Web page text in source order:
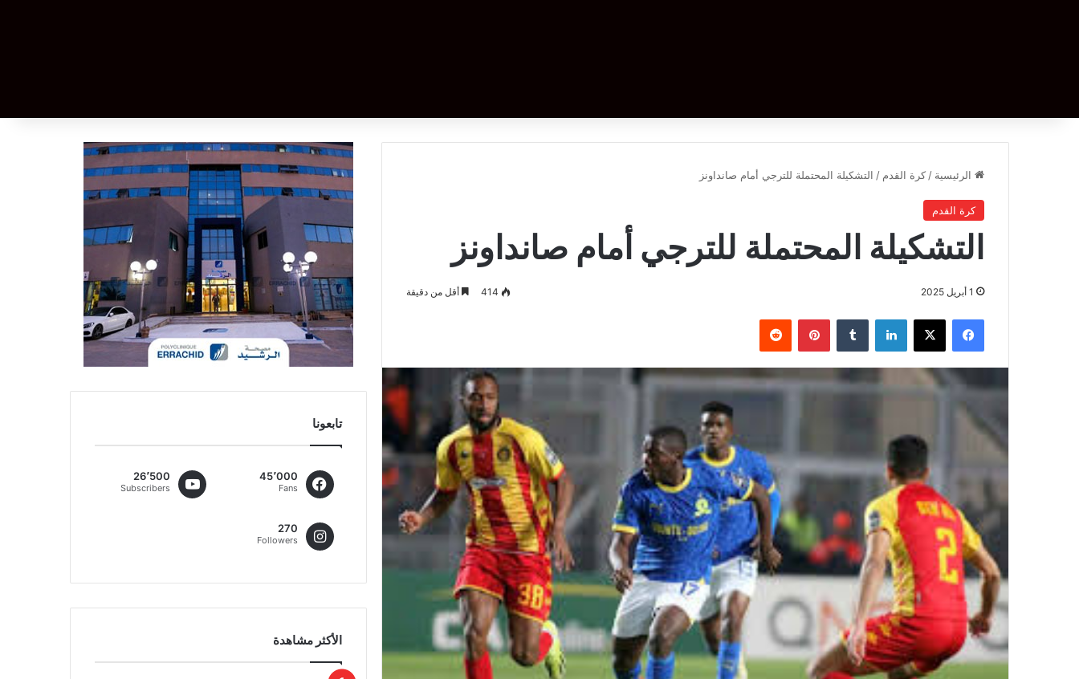
الرئيسية / كرة القدم / التشكيلة المحتملة للترجي أمام صانداونز
كرة القدم
التشكيلة المحتملة للترجي أمام صانداونز
1 أبريل 2025 414 أقل من دقيقة
فيسبوك ‫X لينكدإن بينتيريست
تابعونا
45٬000
Fans
26٬500
Subscribers
270
Followers
الأكثر مشاهدة